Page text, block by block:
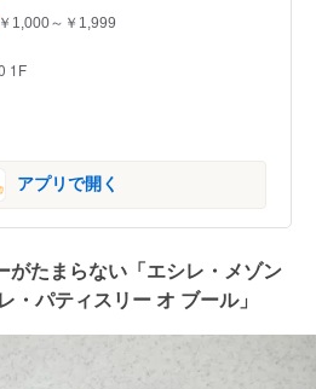
￥1,000～￥1,999
1F
アプリで開く
がたまらない「 エシレ・メゾン
・パティスリー オ ブール」